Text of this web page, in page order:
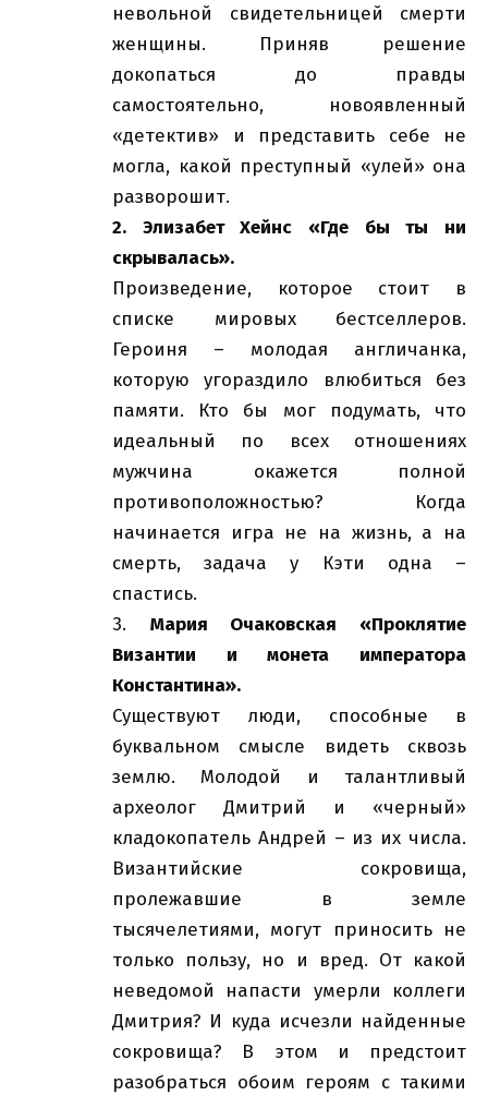
невольной свидетельницей смерти
женщины. Приняв решение
докопаться до правды
самостоятельно, новоявленный
«детектив» и представить себе не
могла, какой преступный «улей» она
разворошит.
2. Элизабет Хейнс «Где бы ты ни
скрывалась».
Произведение, которое стоит в
списке мировых бестселлеров.
Героиня – молодая англичанка,
которую угораздило влюбиться без
памяти. Кто бы мог подумать, что
идеальный по всех отношениях
мужчина окажется полной
противоположностью? Когда
начинается игра не на жизнь, а на
смерть, задача у Кэти одна –
спастись.
3. Мария Очаковская «Проклятие
Византии и монета императора
Константина».
Существуют люди, способные в
буквальном смысле видеть сквозь
землю. Молодой и талантливый
археолог Дмитрий и «черный»
кладокопатель Андрей – из их числа.
Византийские сокровища,
пролежавшие в земле
тысячелетиями, могут приносить не
только пользу, но и вред. От какой
неведомой напасти умерли коллеги
Дмитрия? И куда исчезли найденные
сокровища? В этом и предстоит
разобраться обоим героям с такими